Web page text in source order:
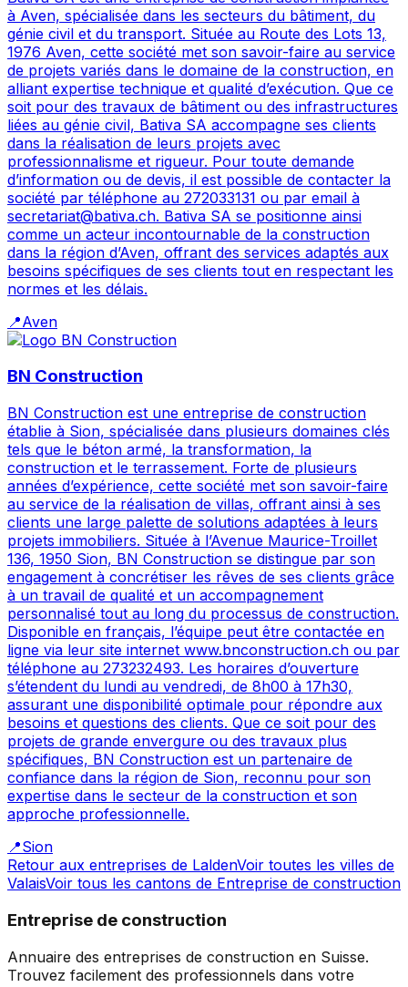
à Aven, spécialisée dans les secteurs du bâtiment, du
génie civil et du transport. Située au Route des Lots 13,
1976 Aven, cette société met son savoir-faire au service
de projets variés dans le domaine de la construction, en
alliant expertise technique et qualité d’exécution. Que ce
soit pour des travaux de bâtiment ou des infrastructures
liées au génie civil, Bativa SA accompagne ses clients
dans la réalisation de leurs projets avec
professionnalisme et rigueur. Pour toute demande
d’information ou de devis, il est possible de contacter la
société par téléphone au 272033131 ou par email à
secretariat@bativa.ch. Bativa SA se positionne ainsi
comme un acteur incontournable de la construction
dans la région d’Aven, offrant des services adaptés aux
besoins spécifiques de ses clients tout en respectant les
normes et les délais.
📍Aven
BN Construction
BN Construction est une entreprise de construction
établie à Sion, spécialisée dans plusieurs domaines clés
tels que le béton armé, la transformation, la
construction et le terrassement. Forte de plusieurs
années d’expérience, cette société met son savoir-faire
au service de la réalisation de villas, offrant ainsi à ses
clients une large palette de solutions adaptées à leurs
projets immobiliers. Située à l’Avenue Maurice-Troillet
136, 1950 Sion, BN Construction se distingue par son
engagement à concrétiser les rêves de ses clients grâce
à un travail de qualité et un accompagnement
personnalisé tout au long du processus de construction.
Disponible en français, l’équipe peut être contactée en
ligne via leur site internet www.bnconstruction.ch ou par
téléphone au 273232493. Les horaires d’ouverture
s’étendent du lundi au vendredi, de 8h00 à 17h30,
assurant une disponibilité optimale pour répondre aux
besoins et questions des clients. Que ce soit pour des
projets de grande envergure ou des travaux plus
spécifiques, BN Construction est un partenaire de
confiance dans la région de Sion, reconnu pour son
expertise dans le secteur de la construction et son
approche professionnelle.
📍Sion
Retour aux entreprises de LaldenVoir toutes les villes de
ValaisVoir tous les cantons de Entreprise de construction
Entreprise de construction
Annuaire des entreprises de construction en Suisse.
Trouvez facilement des professionnels dans votre